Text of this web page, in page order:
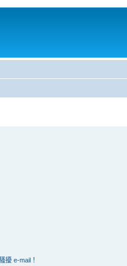
擾 e-mail！